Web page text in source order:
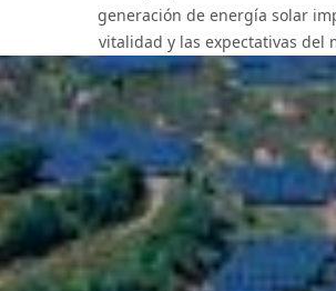
generación de energía solar
vitalidad y las expectativas del
Valores
Podemos personalizar diferentes
energética para distintos tipos de
optimizar los beneficios del suministro y